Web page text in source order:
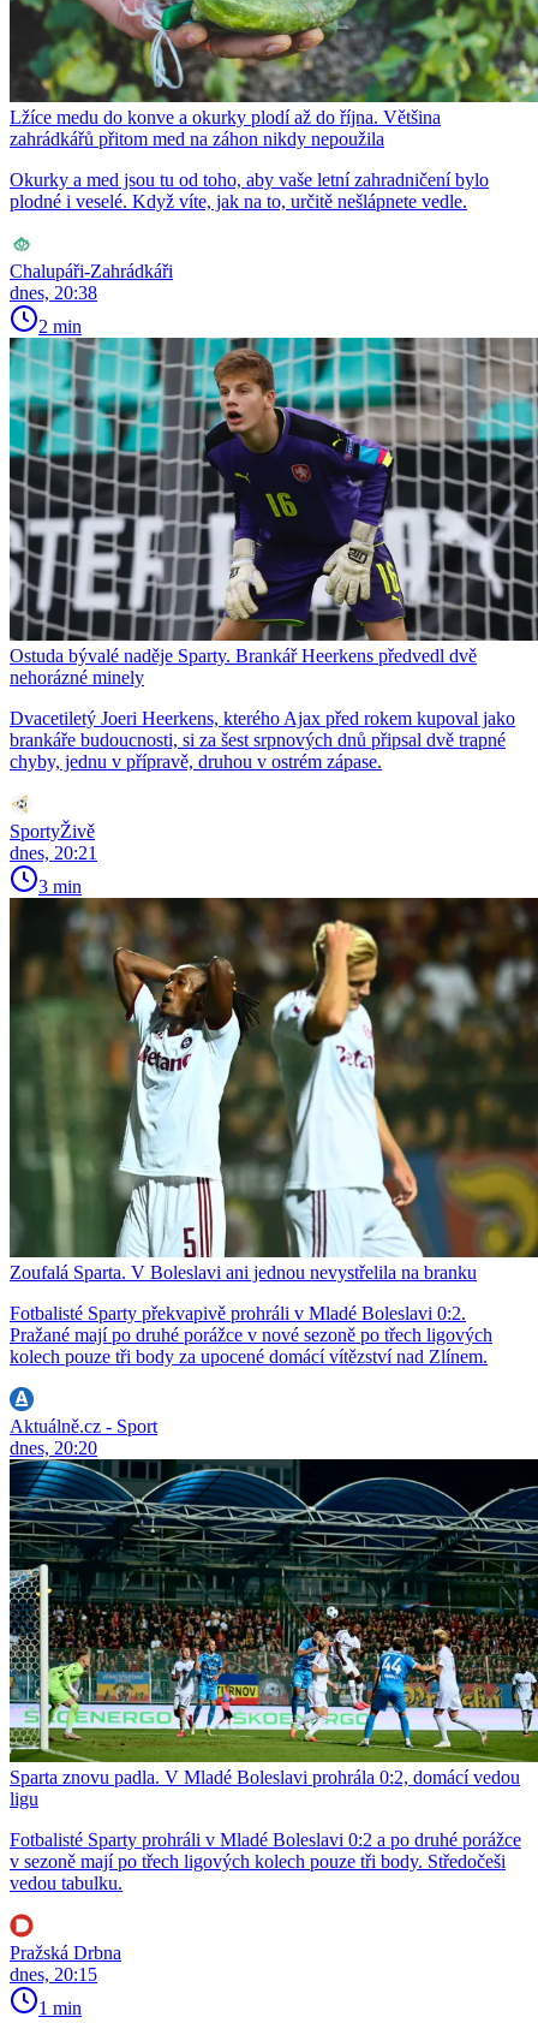
Lžíce medu do konve a okurky plodí až do října. Většina
zahrádkářů přitom med na záhon nikdy nepoužila
Okurky a med jsou tu od toho, aby vaše letní zahradničení bylo
plodné i veselé. Když víte, jak na to, určitě nešlápnete vedle.
Chalupáři-Zahrádkáři
dnes, 20:38
2 min
Ostuda bývalé naděje Sparty. Brankář Heerkens předvedl dvě
nehorázné minely
Dvacetiletý Joeri Heerkens, kterého Ajax před rokem kupoval jako
brankáře budoucnosti, si za šest srpnových dnů připsal dvě trapné
chyby, jednu v přípravě, druhou v ostrém zápase.
SportyŽivě
dnes, 20:21
3 min
Zoufalá Sparta. V Boleslavi ani jednou nevystřelila na branku
Fotbalisté Sparty překvapivě prohráli v Mladé Boleslavi 0:2.
Pražané mají po druhé porážce v nové sezoně po třech ligových
kolech pouze tři body za upocené domácí vítězství nad Zlínem.
Aktuálně.cz - Sport
dnes, 20:20
Sparta znovu padla. V Mladé Boleslavi prohrála 0:2, domácí vedou
ligu
Fotbalisté Sparty prohráli v Mladé Boleslavi 0:2 a po druhé porážce
v sezoně mají po třech ligových kolech pouze tři body. Středočeši
vedou tabulku.
Pražská Drbna
dnes, 20:15
1 min